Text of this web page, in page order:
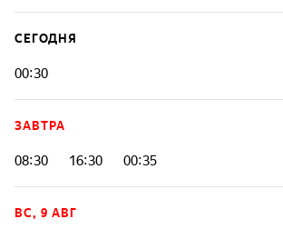
СЕГОДНЯ
00:30
ЗАВТРА
08:30 16:30 00:35
ВС, 9 АВГ